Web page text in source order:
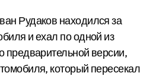
Рудаков находился за
и ехал по одной из
предварительной версии,
который пересекал